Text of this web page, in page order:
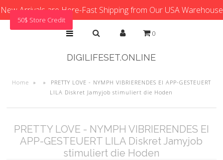
New Arrivals are Here-Fast Shipping from Our USA Warehouse
0
DIGILIFESET.ONLINE
Home » »
PRETTY LOVE - NYMPH VIBRIERENDES EI APP-GESTEUERT
LILA Diskret Jamyjob stimuliert die Hoden
PRETTY LOVE - NYMPH VIBRIERENDES EI
APP-GESTEUERT LILA Diskret Jamyjob
stimuliert die Hoden
50$ Store Credit